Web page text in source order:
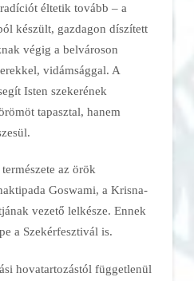
éltetik tovább – a
készült, gazdagon díszített
végig a belvároson
vidámsággal. A
Isten szekerének
tapasztal, hanem
az örök
Goswami, a Krisna-
vezető lelkésze. Ennek
a Szekérfesztivál is.
hovatartozástól függetlenül